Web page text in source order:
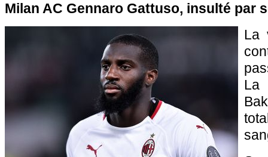
Milan AC Gennaro Gattuso, insulté par
La
La